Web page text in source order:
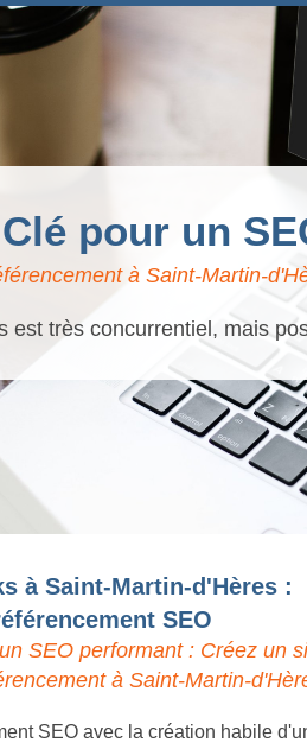
pour un
à Saint-Martin-
est très concurrentiel, mais
à Saint-Martin-d'Hères :
SEO
SEO performant : Créez un
à Saint-Martin-
SEO avec la création habile